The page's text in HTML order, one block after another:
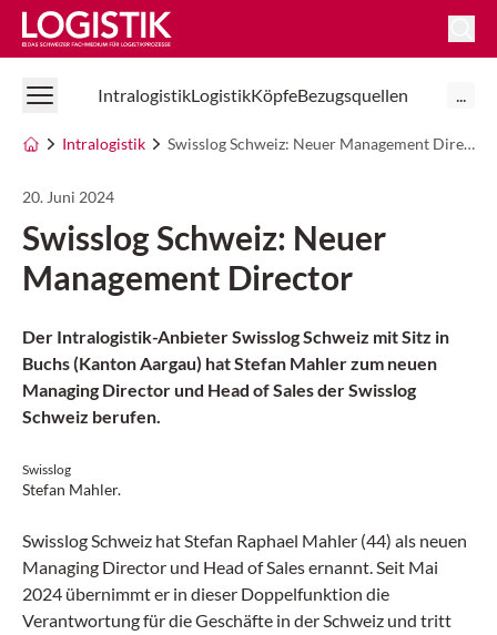
Logistik Online
IntralogistikLogistikKöpfeBezugsquellen ...
Intralogistik Swisslog Schweiz: Neuer Management Director
20. Juni 2024
Swisslog Schweiz: Neuer
Management Director
Der Intralogistik-Anbieter Swisslog Schweiz mit Sitz in
Buchs (Kanton Aargau) hat Stefan Mahler zum neuen
Managing Director und Head of Sales der Swisslog
Schweiz berufen.
Swisslog
Stefan Mahler.
Swisslog Schweiz hat Stefan Raphael Mahler (44) als neuen
Managing Director und Head of Sales ernannt. Seit Mai
2024 übernimmt er in dieser Doppelfunktion die
Verantwortung für die Geschäfte in der Schweiz und tritt